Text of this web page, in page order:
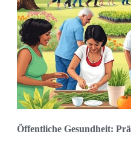
Öffentliche Gesundheit: